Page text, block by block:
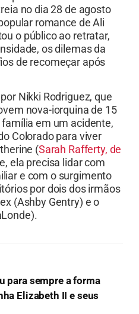
no dia 28 de agosto
romance de Ali
o público ao retratar,
os dilemas da
de recomeçar após
Nikki Rodriguez, que
nova-iorquina de 15
em um acidente,
Colorado para viver
(Sarah Rafferty, de
ela precisa lidar com
e com o surgimento
por dois dos irmãos
(Ashby Gentry) e o
para sempre a forma
Elizabeth II e seus